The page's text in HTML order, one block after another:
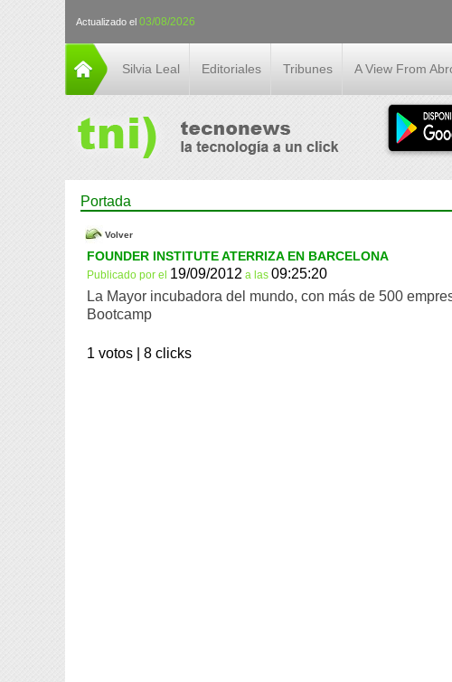
Actualizado el 03/08/2026
Silvia Leal Editoriales Tribunes A View From
Portada
Volver
FOUNDER INSTITUTE ATERRIZA EN BARCELONA
Publicado por el 19/09/2012 a las 09:25:20
La Mayor incubadora del mundo, con más de 500
Bootcamp
1 votos | 8 clicks